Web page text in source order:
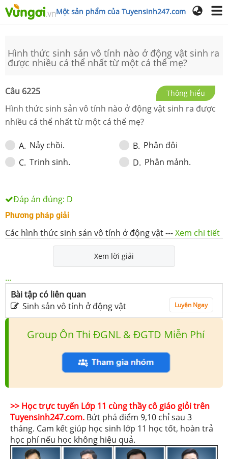
Một sản phẩm của Tuyensinh247.com
Hình thức sinh sản vô tính nào ở động vật sinh ra
được nhiều cá thể nhất từ một cá thể mẹ?
Câu 6225 Thông hiểu
Hình thức sinh sản vô tính nào ở động vật sinh ra được
nhiều cá thể nhất từ một cá thể mẹ?
A. Nảy chồi. B. Phân đôi
C. Trinh sinh. D. Phân mảnh.
Đáp án đúng: D
Phương pháp giải
Các hình thức sinh sản vô tính ở động vật---Xem chi tiết
Xem lời giải
...
Bài tập có liên quan
Sinh sản vô tính ở động vật
Luyện Ngay
Group Ôn Thi ĐGNL & ĐGTD Miễn Phí
>> Học trực tuyến Lớp 11 cùng thầy cô giáo giỏi trên
Tuyensinh247.com. Bứt phá điểm 9,10 chỉ sau 3
tháng. Cam kết giúp học sinh lớp 11 học tốt, hoàn trả
học phí nếu học không hiệu quả.